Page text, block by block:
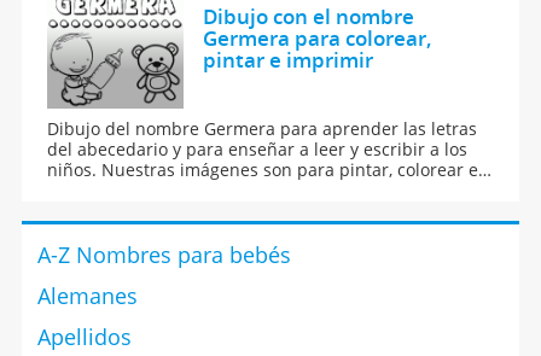
Dibujo con el nombre
Germera para colorear,
pintar e imprimir
Dibujo del nombre Germera para aprender las letras
del abecedario y para enseñar a leer y escribir a los
niños. Nuestras imágenes son para pintar, colorear e
A-Z Nombres para bebés
Alemanes
Apellidos